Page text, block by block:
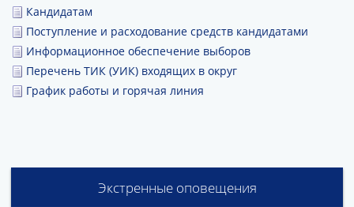
Публичные слушания и общественные обсуждения
Документы
Кандидатам
Поступление и расходование средств кандидатами
Информационное обеспечение выборов
Перечень ТИК (УИК) входящих в округ
График работы и горячая линия
Экстренные оповещения